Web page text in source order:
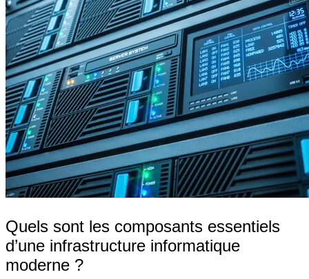
Quels sont les composants essentiels
d’une infrastructure informatique
moderne ?